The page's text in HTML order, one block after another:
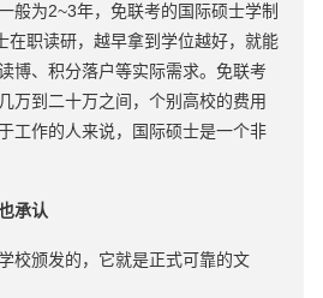
般为2~3年，免联考的国际硕士学制
在职读研，越早拿到学位越好，就能
博、积分落户等实际需求。免联考
万到二十万之间，个别高校的费用
工作的人来说，国际硕士是一个非
承认
校颁发的，它就是正式可靠的文